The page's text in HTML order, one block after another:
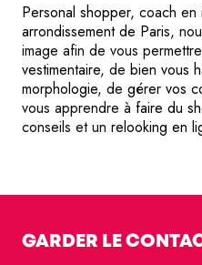
Personal shopper, coach en
arrondissement de Paris,
image afin de vous
vestimentaire, de bien vous
morphologie, de gérer vos
vous apprendre à faire du
conseils et un relooking en
GARDER LE